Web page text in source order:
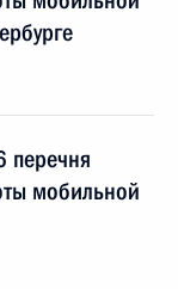
перечня
мобильной